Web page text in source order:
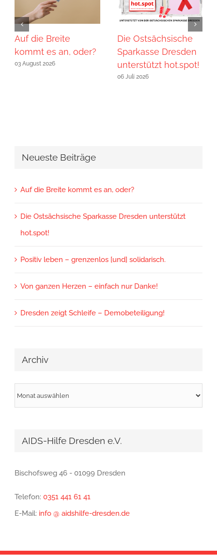
Auf die Breite
kommt es an, oder?
03 August 2026
Die Ostsächsische
Sparkasse Dresden
unterstützt hot.spot!
06 Juli 2026
Neueste Beiträge
Auf die Breite kommt es an, oder?
Die Ostsächsische Sparkasse Dresden unterstützt
hot.spot!
Positiv leben – grenzenlos [und] solidarisch.
Von ganzen Herzen – einfach nur Danke!
Dresden zeigt Schleife – Demobeteiligung!
Archiv
AIDS-Hilfe Dresden e.V.
Bischofsweg 46 - 01099 Dresden
Telefon: 0351 441 61 41
E-Mail: info @ aidshilfe-dresden.de